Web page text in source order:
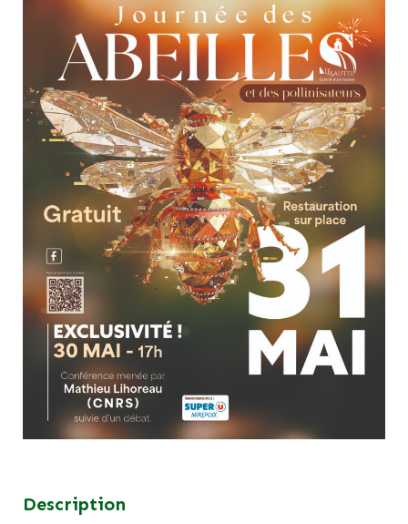
Description